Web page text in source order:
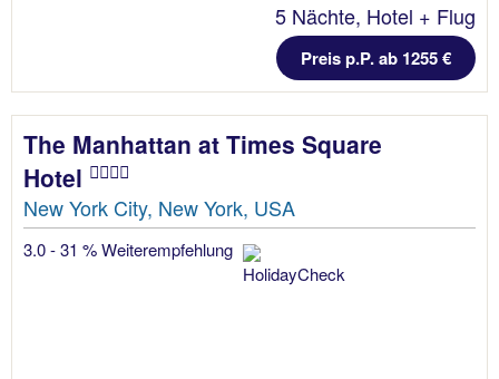
5 Nächte, Hotel + Flug
Preis p.P. ab 1255 €
The Manhattan at Times Square
Hotel
New York City, New York, USA
3.0 - 31 % Weiterempfehlung